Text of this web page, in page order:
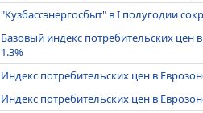
"Кузбассэнергосбыт" в I полугодии
Базовый индекс потребительских цен
1.3%
Индекс потребительских цен в
Индекс потребительских цен в